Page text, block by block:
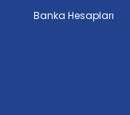
Banka Hesapları